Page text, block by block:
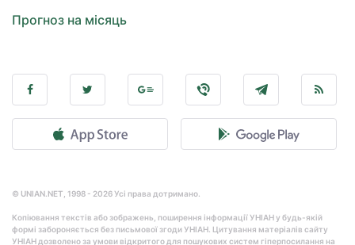
Прогноз на місяць
© UNIAN.NET, 1998 - 2026 Усі права дотримано.
Копіювання текстів або зображень, поширення інформації УНІАН у будь-якій
формі забороняється без письмової згоди УНІАН. Цитування матеріалів сайту
УНІАН дозволено за умови відкритого для пошукових систем гіперпосилання на